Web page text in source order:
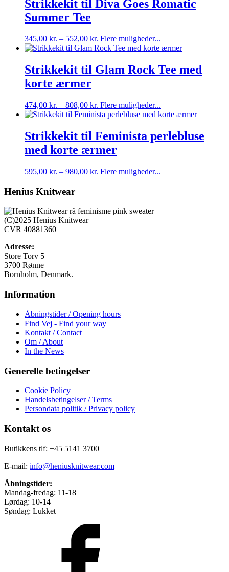
varianter.
på
Strikkekit til Diva Goes Romatic
Summer Tee
345,00 kr. – 552,00 kr. Flere muligheder...
vare
flere
varianter.
på
varesiden
Strikkekit til Glam Rock Tee med
korte ærmer
474,00 kr. – 808,00 kr. Flere muligheder...
vare
flere
varianter.
på
Strikkekit til Feminista perlebluse
med korte ærmer
595,00 kr. – 980,00 kr. Flere muligheder...
Henius Knitwear
(C)2025 Henius Knitwear
CVR 40881360
Adresse:
Store Torv 5
3700 Rønne
Bornholm, Denmark.
Information
Åbningstider / Opening hours
Find Vej - Find your way
Kontakt / Contact
Om / About
In the News
Generelle betingelser
Cookie Policy
Handelsbetingelser / Terms
Persondata politik / Privacy policy
Kontakt os
Butikkens tlf: +45 5141 3700
E-mail: info@heniusknitwear.com
Åbningstider:
Mandag-fredag: 11-18
Lørdag: 10-14
Søndag: Lukket